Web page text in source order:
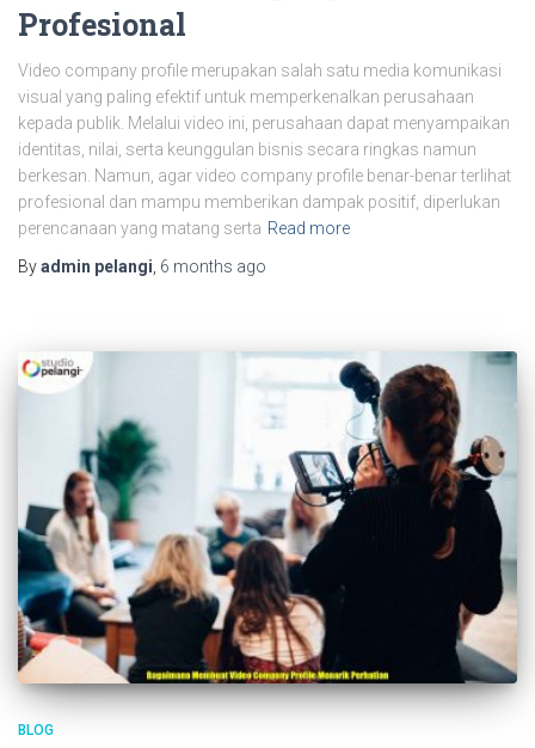
Profesional
Video company profile merupakan salah satu media komunikasi
visual yang paling efektif untuk memperkenalkan perusahaan
kepada publik. Melalui video ini, perusahaan dapat menyampaikan
identitas, nilai, serta keunggulan bisnis secara ringkas namun
berkesan. Namun, agar video company profile benar-benar terlihat
profesional dan mampu memberikan dampak positif, diperlukan
perencanaan yang matang serta Read more
Byadmin pelangi 6 months ago
BLOG